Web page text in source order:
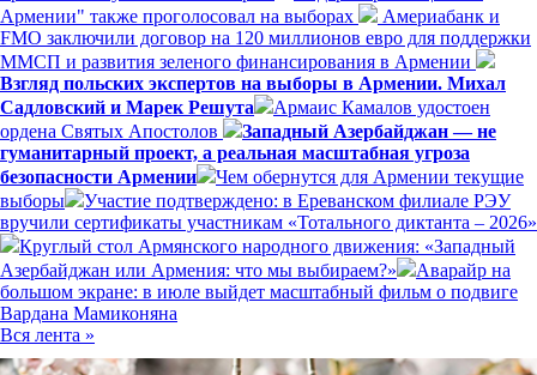
Армении" также проголосовал на выборах
Америабанк и
FMO заключили договор на 120 миллионов евро для поддержки
ММСП и развития зеленого финансирования в Армении
Взгляд польских экспертов на выборы в Армении. Михал
Садловский и Марек Решута
Армаис Камалов удостоен
ордена Святых Апостолов
Западный Азербайджан — не
гуманитарный проект, а реальная масштабная угроза
безопасности Армении
Чем обернутся для Армении текущие
выборы
Участие подтверждено: в Ереванском филиале РЭУ
вручили сертификаты участникам «Тотального диктанта – 2026»
Круглый стол Армянского народного движения: «Западный
Азербайджан или Армения: что мы выбираем?»
Аварайр на
большом экране: в июле выйдет масштабный фильм о подвиге
Вардана Мамиконяна
Вся лента »